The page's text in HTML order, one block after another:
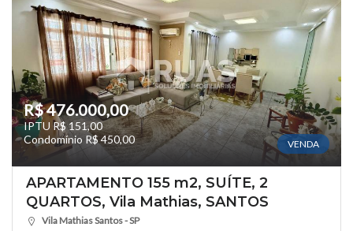
R$ 476.000,00
IPTU R$ 151,00
Condomínio R$ 450,00
VENDA
APARTAMENTO 155 m2, SUÍTE, 2
QUARTOS, Vila Mathias, SANTOS
Vila Mathias Santos - SP